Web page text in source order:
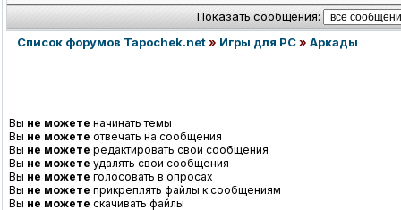
Показать сообщения:
Список форумов Tapochek.net» Игры для PC» Аркады
Вы не можете начинать темы
Вы не можете отвечать на сообщения
Вы не можете редактировать свои сообщения
Вы не можете удалять свои сообщения
Вы не можете голосовать в опросах
Вы не можете прикреплять файлы к сообщениям
Вы не можете скачивать файлы